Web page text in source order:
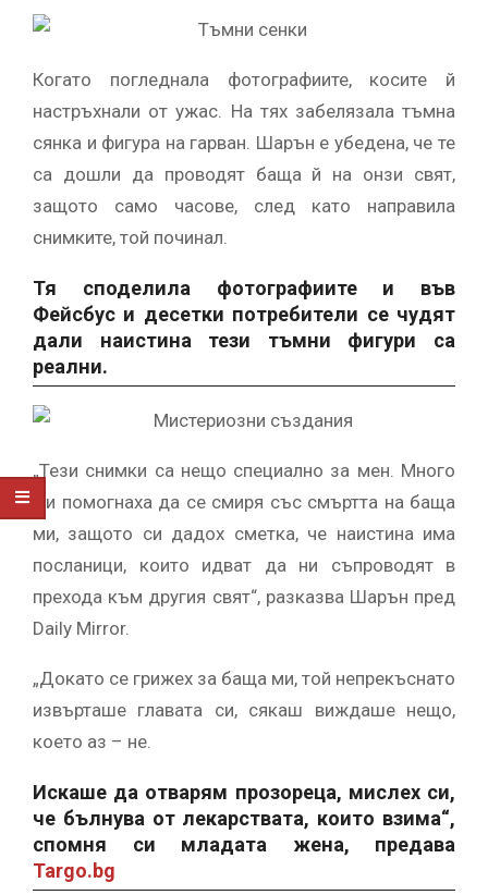
Когато погледнала фотографиите, косите й
настръхнали от ужас. На тях забелязала тъмна
сянка и фигура на гарван. Шарън е убедена, че те
са дошли да проводят баща й на онзи свят,
защото само часове, след като направила
снимките, той починал.
Тя споделила фотографиите и във
Фейсбус и десетки потребители се чудят
дали наистина тези тъмни фигури са
реални.
„Тези снимки са нещо специално за мен. Много
ми помогнаха да се смиря със смъртта на баща
ми, защото си дадох сметка, че наистина има
посланици, които идват да ни съпроводят в
прехода към другия свят“, разказва Шарън пред
Daily Mirror.
„Докато се грижех за баща ми, той непрекъснато
извърташе главата си, сякаш виждаше нещо,
което аз – не.
Искаше да отварям прозореца, мислех си,
че бълнува от лекарствата, които взима“,
спомня си младата жена, предава
Targo.bg